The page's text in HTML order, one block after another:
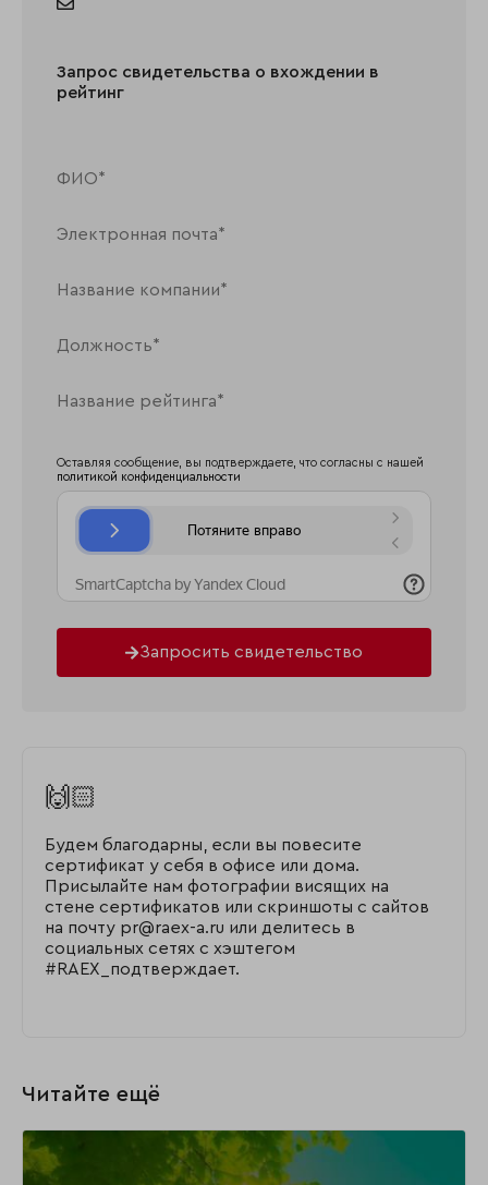
Запрос свидетельства о вхождении в
рейтинг
Оставляя сообщение, вы подтверждаете, что согласны с нашей
политикой конфиденциальности
Запросить свидетельство
🙌🏻
Будем благодарны, если вы повесите
сертификат у себя в офисе или дома.
Присылайте нам фотографии висящих на
стене сертификатов или скриншоты с сайтов
на почту pr@raex-a.ru или делитесь в
социальных сетях с хэштегом
#RAEX_подтверждает.
Читайте ещё